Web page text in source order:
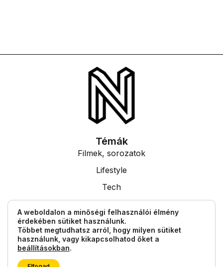
Témák
Filmek, sorozatok
Lifestyle
Tech
Tudás
Egyéb információk
Impresszum
Általános Szerződési Feltételek
A weboldalon a minőségi felhasználói élmény
érdekében sütiket használunk.
Többet megtudhatsz arról, hogy milyen sütiket
használunk, vagy kikapcsolhatod őket a
beállításokban.